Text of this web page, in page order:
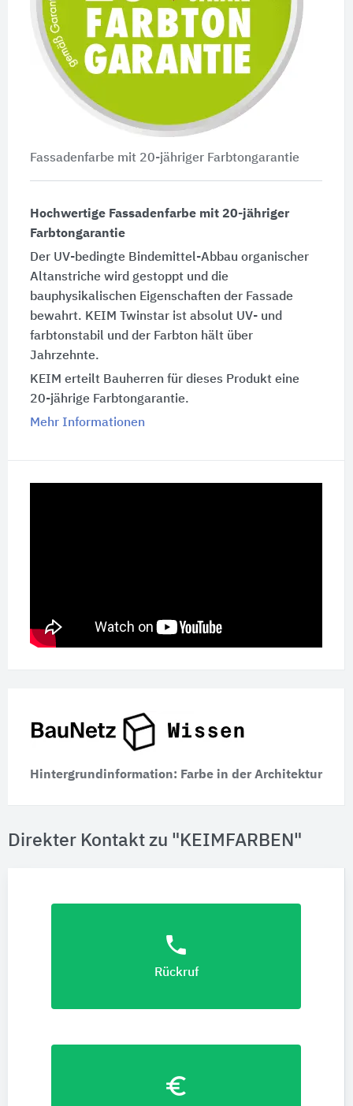
Fassadenfarbe mit 20-jähriger Farbtongarantie
Hochwertige Fassadenfarbe mit 20-jähriger
Farbtongarantie
Der UV-bedingte Bindemittel-Abbau organischer
Altanstriche wird gestoppt und die
bauphysikalischen Eigenschaften der Fassade
bewahrt. KEIM Twinstar ist absolut UV- und
farbtonstabil und der Farbton hält über
Jahrzehnte.
KEIM erteilt Bauherren für dieses Produkt eine
20-jährige Farbtongarantie.
Mehr Informationen
Hintergrundinformation: Farbe in der Architektur
Direkter Kontakt zu "KEIMFARBEN"
phone
Rückruf
euro_symbol